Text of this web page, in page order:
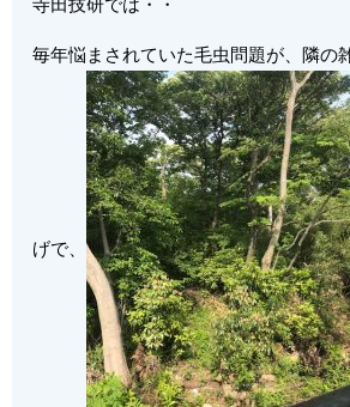
寺田技研では・・
毎年悩まされていた毛虫問題が、隣の
げで、